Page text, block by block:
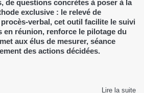
de questions concrètes à poser à la
exclusive : le relevé de
verbal, cet outil facilite le suivi
en réunion, renforce le pilotage du
aux élus de mesurer, séance
des actions décidées.
Lire la suite